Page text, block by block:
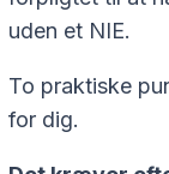
uden et NIE.
To praktiske
for dig.